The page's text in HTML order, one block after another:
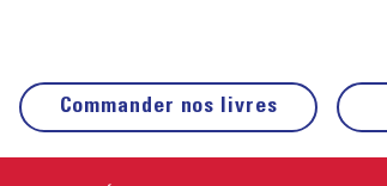
Commander nos livres